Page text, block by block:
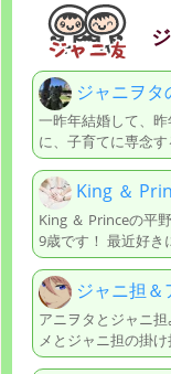
ジャニヲタ
一昨年結婚して、
に、子育てに専念
King ＆
King ＆ Princeの平
9歳です！ 最近好き
ジャニ担
アニヲタとジャニ
メとジャニ担の掛